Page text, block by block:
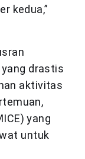
kedua,”
drastis
aktivitas
yang
untuk